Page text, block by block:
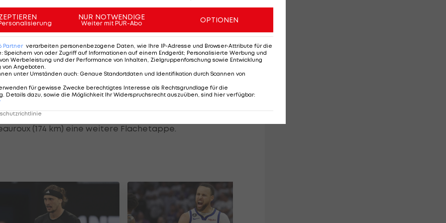
vor Remco Evenepoel. Dritter ist Kevin
Minuten Rückstand an der 14. Stelle.
(174 km) eine weitere Flachetappe.
NUR NOTWENDIGE
Weiter mit PUR-Abo OPTIONEN
Partner verarbeiten personenbezogene Daten, wie Ihre IP-Adresse und Browser-Attribute für die
: Speichern von oder Zugriff auf Informationen auf einem Endgerät; Personalisierte Werbung und
Werbeleistung und der Performance von Inhalten, Zielgruppenforschung sowie Entwicklung
von Angeboten.
unter Umständen auch: Genaue Standortdaten und Identifikation durch Scannen von
für gewisse Zwecke berechtigtes Interesse als Rechtsgrundlage für die
Details dazu, sowie die Möglichkeit Ihr Widerspruchsrecht auszuüben, sind hier verfügbar: